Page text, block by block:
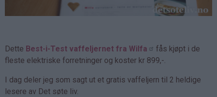
Dette Best-i-Test vaffeljernet fra Wilfa
fås kjøpt i de
fleste elektriske forretninger og koster kr 899,-.
I dag deler jeg som sagt ut et gratis vaffeljern til 2 heldige
lesere av Det søte liv.